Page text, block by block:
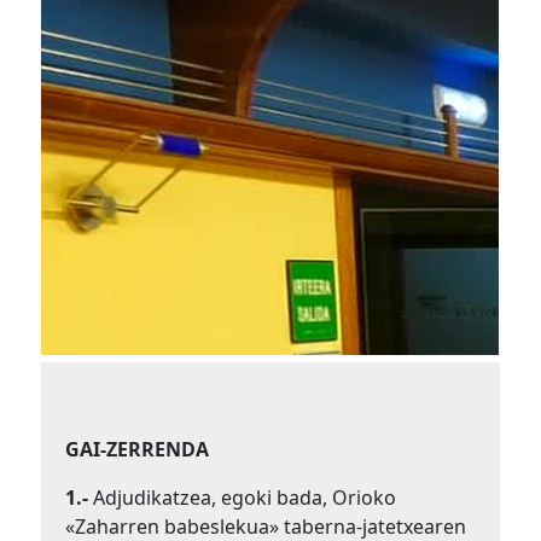
GAI-ZERRENDA
1.-Adjudikatzea, egoki bada, Orioko
«Zaharren babeslekua» taberna-jatetxearen